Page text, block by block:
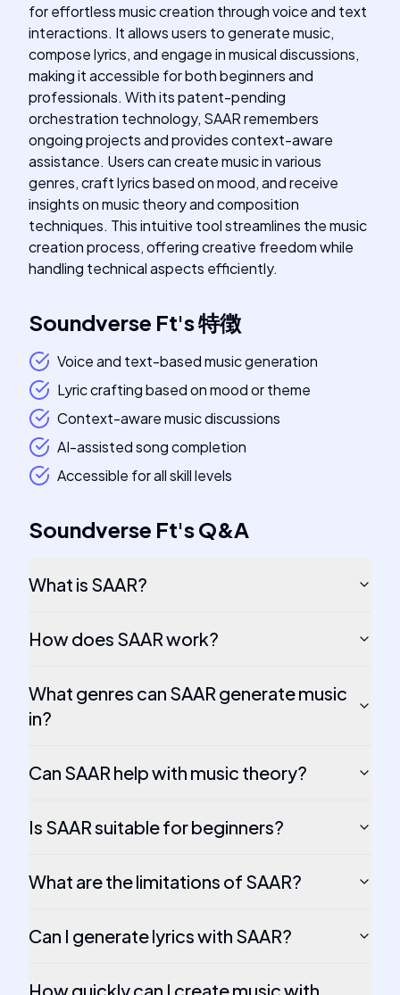
for effortless music creation through voice and text
interactions. It allows users to generate music,
compose lyrics, and engage in musical discussions,
making it accessible for both beginners and
professionals. With its patent-pending
orchestration technology, SAAR remembers
ongoing projects and provides context-aware
assistance. Users can create music in various
genres, craft lyrics based on mood, and receive
insights on music theory and composition
techniques. This intuitive tool streamlines the music
creation process, offering creative freedom while
handling technical aspects efficiently.
Soundverse Ft's特徴
Voice and text-based music generation
Lyric crafting based on mood or theme
Context-aware music discussions
AI-assisted song completion
Accessible for all skill levels
Soundverse Ft'sQ&A
What is SAAR?
How does SAAR work?
What genres can SAAR generate music
in?
Can SAAR help with music theory?
Is SAAR suitable for beginners?
What are the limitations of SAAR?
Can I generate lyrics with SAAR?
How quickly can I create music with